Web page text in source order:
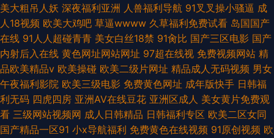
美大粗吊人妖 深夜福利亚洲 人兽福利导航 91叉叉操小骚逼 成
人18视频 欧美大鸡吧 草逼wwww 久草福利免费试看 岛国国产
在线 91人人超碰青青 美女白丝18禁 91肏比 国产三区电影 国产
内射后入在线 黄色网址网站网址 97超在线视 免费视频网站 精
品欧美精品v 欧美操碰 欧美二级片网址 精品成人无码视频 男女
午夜福利影院 欧美三级电影 免费黄色网址 成年版快手 日韩福
利无码 四虎四房 亚洲AV在线豆花 亚洲区成人 美女黄片免费观
看 三级网站视频网 成人日韩精品 日韩福利专区 欧美二区女同
国产精品一区91 小x导航福利 免费黄色在线视频 91原创视频 欧